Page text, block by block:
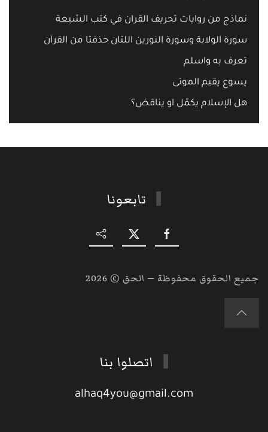
نماذج من روايات تحريف القران في كتب الشيعة
سورة الولاية وسورة النورين اللتان حذفتا من القرآن
تعرف به واسلم
يسوع يقيم الموتى
هل الإسلام يكمّل او يناقض؟
تابعونا
جميع الحقوق محفوظة — الحق © 2026
اتصلوا بنا
alhaq4you@gmail.com